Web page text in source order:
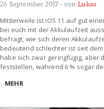
26 September 2017 - von Lukas
Mittlerweile ist iOS 11 auf gut
bei euch mit der Akkulaufzeit
befragt, wie sich deren
bedeutend schlechter ist seit
habe sich zwar geringfügig, aber
feststellen, während 6 % sogar
MEHR